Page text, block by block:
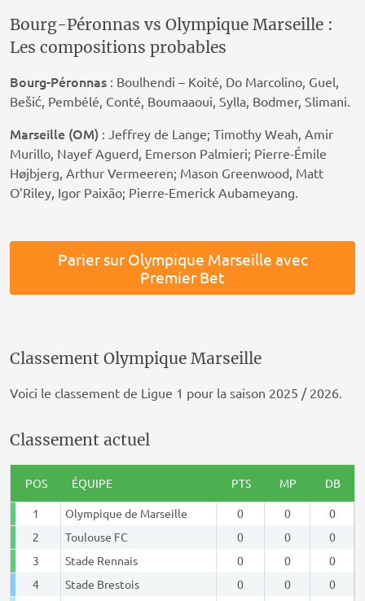
Bourg-Péronnas vs Olympique Marseille :
Les compositions probables
Bourg-Péronnas : Boulhendi – Koité, Do Marcolino, Guel,
Bešić, Pembélé, Conté, Boumaaoui, Sylla, Bodmer, Slimani.
Marseille (OM) : Jeffrey de Lange; Timothy Weah, Amir
Murillo, Nayef Aguerd, Emerson Palmieri; Pierre-Émile
Højbjerg, Arthur Vermeeren; Mason Greenwood, Matt
O’Riley, Igor Paixão; Pierre-Emerick Aubameyang.
Parier sur Olympique Marseille avec
Premier Bet
Classement Olympique Marseille
Voici le classement de Ligue 1 pour la saison 2025 / 2026.
Classement actuel
POS ÉQUIPE PTS MP DB
1 Olympique de Marseille 0 0
0
2
Toulouse FC 0 0
0
3
Stade Rennais 0 0
0
4
Stade Brestois 0 0
0